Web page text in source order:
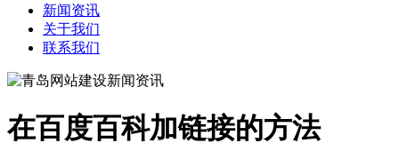
新闻资讯
关于我们
联系我们
在百度百科加链接的方法